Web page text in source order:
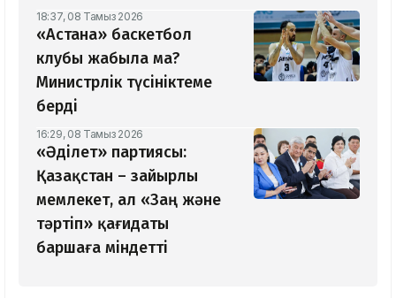
18:37, 08 Тамыз 2026
«Астана» баскетбол
клубы жабыла ма?
Министрлік түсініктеме
берді
16:29, 08 Тамыз 2026
«Әділет» партиясы:
Қазақстан – зайырлы
мемлекет, ал «Заң және
тәртіп» қағидаты
баршаға міндетті